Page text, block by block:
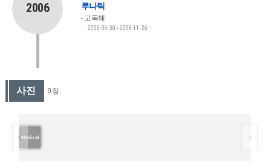
2006 루나틱
고독해
2006-06-30~2006-11-26
사진 0 장